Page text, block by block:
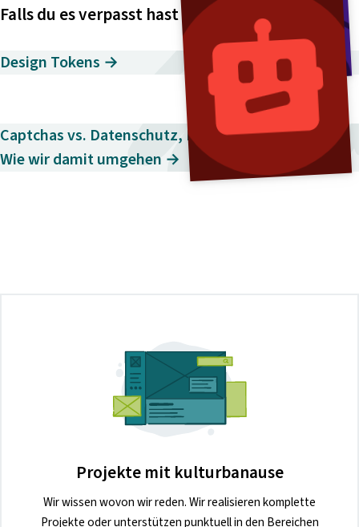
Falls du es verpasst hast
Design Tokens →
Captchas vs. Datenschutz, Barrierefreiheit & UX:
Wie wir damit umgehen →
Projekte mit kulturbanause
Wir wissen wovon wir reden. Wir realisieren komplette
Projekte oder unterstützen punktuell in den Bereichen